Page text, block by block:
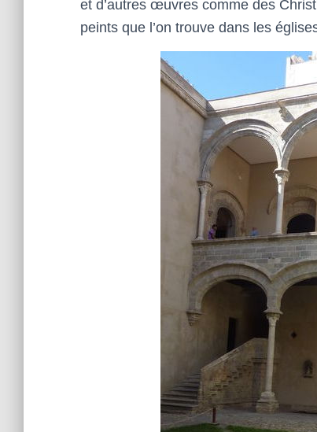
et d’autres œuvres comme des
peints que l’on trouve dans les